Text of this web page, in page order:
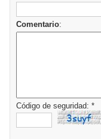
Comentario:
Código de seguridad: *